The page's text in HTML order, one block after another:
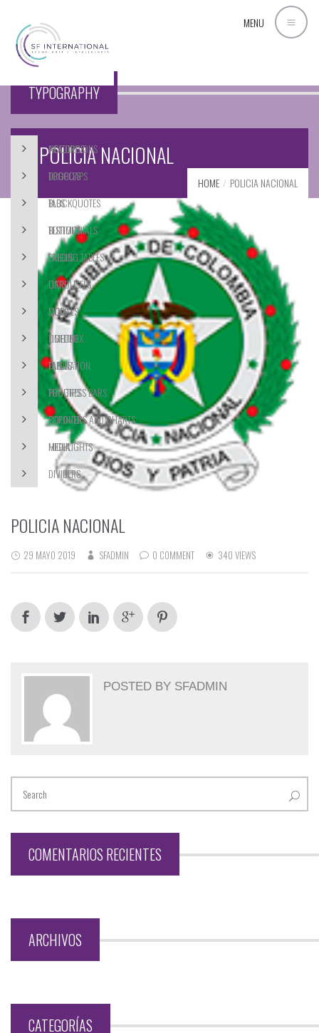
MENU
POLICIA NACIONAL
HOME POLICIA NACIONAL
POLICIA NACIONAL
29 MAYO 2019 SFADMIN 0 COMMENT 340 VIEWS
POSTED BY SFADMIN
COMENTARIOS RECIENTES
ARCHIVOS
CATEGORÍAS
SHORTCODES
ACCORDIONS
TOGGLES
TABS
BUTTONS
LABELS
CAROUSELS
MODALS
LIGHTBOX
PAGINATION
PROGRESS BARS
COUNTERS AND CHARTS
MEDIA
TYPOGRAPHY
HEADINGS
DROPCAPS
BLOCKQUOTES
TESTIMONIALS
PRICING TABLES
LISTS
CODE
TIMELINE
TABLES
TOOLTIPS
POPOVER
HIGHLIGHTS
DIVIDERS